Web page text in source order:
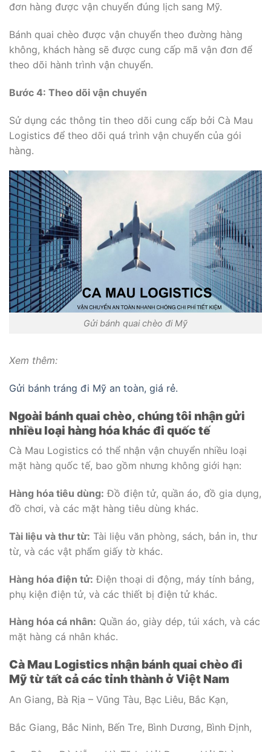
đơn hàng được vận chuyển đúng lịch sang Mỹ.
Bánh quai chèo được vận chuyển theo đường hàng
không, khách hàng sẽ được cung cấp mã vận đơn để
theo dõi hành trình vận chuyển.
Bước 4: Theo dõi vận chuyển
Sử dụng các thông tin theo dõi cung cấp bởi Cà Mau
Logistics để theo dõi quá trình vận chuyển của gói
hàng.
Gửi bánh quai chèo đi Mỹ
Xem thêm:
Gửi bánh tráng đi Mỹ an toàn, giá rẻ.
Ngoài bánh quai chèo, chúng tôi nhận gửi
nhiều loại hàng hóa khác đi quốc tế
Cà Mau Logistics có thể nhận vận chuyển nhiều loại
mặt hàng quốc tế, bao gồm nhưng không giới hạn:
Hàng hóa tiêu dùng: Đồ điện tử, quần áo, đồ gia dụng,
đồ chơi, và các mặt hàng tiêu dùng khác.
Tài liệu và thư từ: Tài liệu văn phòng, sách, bản in, thư
từ, và các vật phẩm giấy tờ khác.
Hàng hóa điện tử: Điện thoại di động, máy tính bảng,
phụ kiện điện tử, và các thiết bị điện tử khác.
Hàng hóa cá nhân: Quần áo, giày dép, túi xách, và các
mặt hàng cá nhân khác.
Cà Mau Logistics nhận bánh quai chèo đi
Mỹ từ tất cả các tỉnh thành ở Việt Nam
An Giang, Bà Rịa – Vũng Tàu, Bạc Liêu, Bắc Kạn,
Bắc Giang, Bắc Ninh, Bến Tre, Bình Dương, Bình Định,